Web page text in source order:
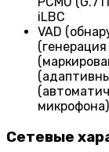
iLBC
VAD
микрофона)
Сетевые